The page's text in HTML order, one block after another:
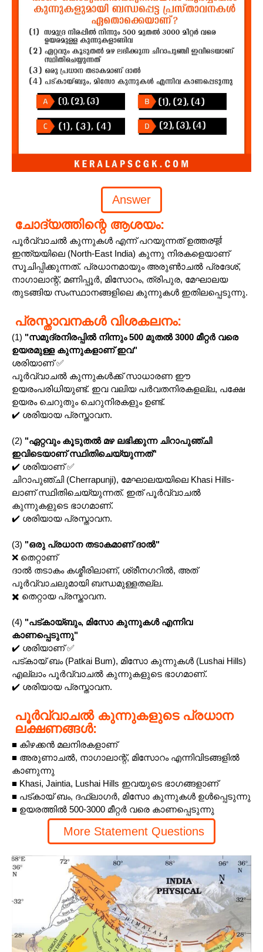
ചോദ്യത്തിന്റെ ആശയം:
പൂർവ്വാചൽ കുന്നുകൾ എന്ന് പറയുന്നത് ഉത്തരपूर्व
ഇന്ത്യയിലെ (North-East India) കുന്നു നിരകളെയാണ്
സൂചിപ്പിക്കുന്നത്. പ്രധാനമായും അരുൺാചൽ പ്രദേശ്,
നാഗാലാന്റ്, മണിപ്പൂർ, മിസോറം, ത്രിപുര, മേഘാലയ
തുടങ്ങിയ സംസ്ഥാനങ്ങളിലെ കുന്നുകൾ ഇതിലപ്പെടുന്നു.
പ്രസ്താവനകൾ വിശകലനം:
(1) "സമുദ്രനിരപ്പിൽ നിന്നും 500 മുതൽ 3000 മീറ്റർ വരെ
ഉയരമുള്ള കുന്നുകളാണ് ഇവ"
ശരിയാണ് ✅
പൂർവ്വാചൽ കുന്നുകൾക്ക് സാധാരണ ഈ
ഉയരംപരിധിയുണ്ട്. ഇവ വലിയ പർവതനിരകളല്ല, പക്ഷേ
ഉയരം ചെറുതും ചെറുനിരകളും ഉണ്ട്.
✔️ ശരിയായ പ്രസ്താവന.
(2) "ഏറ്റവും കൂടുതൽ മഴ ലഭിക്കുന്ന ചിറാപുഞ്ചി
ഇവിടെയാണ് സ്ഥിതിചെയ്യുന്നത്"
✔️ ശരിയാണ് ✅
ചിറാപുഞ്ചി (Cherrapunji), മേഘാലയയിലെ Khasi Hills-
ലാണ് സ്ഥിതിചെയ്യുന്നത്. ഇത് പൂർവ്വാചൽ
കുന്നുകളുടെ ഭാഗമാണ്.
✔️ ശരിയായ പ്രസ്താവന.
(3) "ഒരു പ്രധാന തടാകമാണ് ദാൽ"
❌ തെറ്റാണ്
ദാൽ തടാകം കശ്മീരിലാണ്, ശ്രീനഗറിൽ, അത്
പൂർവ്വാചലുമായി ബന്ധമുള്ളതല്ല.
✖️ തെറ്റായ പ്രസ്താവന.
(4) "പട്കായ്ബും, മിസോ കുന്നുകൾ എന്നിവ
കാണപ്പെടുന്നു"
✔️ ശരിയാണ് ✅
പട്കായ് ബം (Patkai Bum), മിസോ കുന്നുകൾ (Lushai Hills)
എല്ലാം പൂർവ്വാചൽ കുന്നുകളുടെ ഭാഗമാണ്.
✔️ ശരിയായ പ്രസ്താവന.
പൂർവ്വാചൽ കുന്നുകളുടെ പ്രധാന
ലക്ഷണങ്ങൾ:
■ കിഴക്കൻ മലനിരകളാണ്
■ അരുണാചൽ, നാഗാലാന്റ്, മിസോറം എന്നിവിടങ്ങളിൽ
കാണുന്നു
■ Khasi, Jaintia, Lushai Hills ഇവയുടെ ഭാഗങ്ങളാണ്
■ പട്കായ് ബം, ദഫ്ലാഗർ, മിസോ കുന്നുകൾ ഉൾപ്പെടുന്നു
■ ഉയരത്തിൽ 500-3000 മീറ്റർ വരെ കാണപ്പെടുന്നു
More Statement Questions